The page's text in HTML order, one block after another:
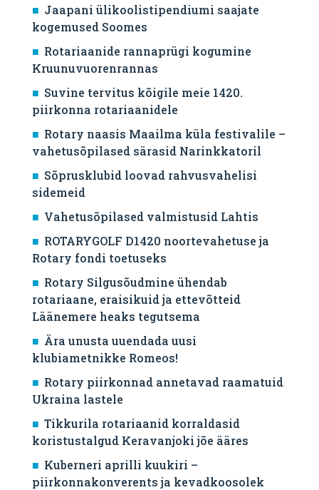
Jaapani ülikoolistipendiumi saajate
kogemused Soomes
Rotariaanide rannaprügi kogumine
Kruunuvuorenrannas
Suvine tervitus kõigile meie 1420.
piirkonna rotariaanidele
Rotary naasis Maailma küla festivalile –
vahetusõpilased särasid Narinkkatoril
Sõprusklubid loovad rahvusvahelisi
sidemeid
Vahetusõpilased valmistusid Lahtis
ROTARYGOLF D1420 noortevahetuse ja
Rotary fondi toetuseks
Rotary Silgusõudmine ühendab
rotariaane, eraisikuid ja ettevõtteid
Läänemere heaks tegutsema
Ära unusta uuendada uusi
klubiametnikke Romeos!
Rotary piirkonnad annetavad raamatuid
Ukraina lastele
Tikkurila rotariaanid korraldasid
koristustalgud Keravanjoki jõe ääres
Kuberneri aprilli kuukiri –
piirkonnakonverents ja kevadkoosolek